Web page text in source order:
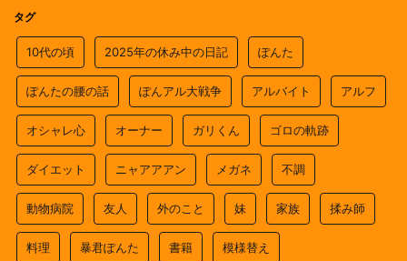
タグ
10代の頃 2025年の休み中の日記 ぽんた
ぽんたの腰の話 ぽんアル大戦争 アルバイト アルフ
オシャレ心 オーナー ガリくん ゴロの軌跡
ダイエット ニャアアアン メガネ 不調
動物病院 友人 外のこと 妹 家族 揉み師
料理 暴君ぽんた 書籍 模様替え